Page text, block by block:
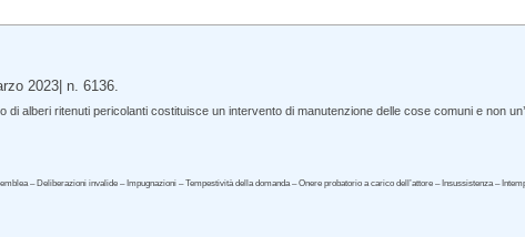
2023| n. 6136.
di alberi ritenuti pericolanti costituisce un intervento di manutenzione delle cose comuni e non
– Deliberazioni invalide – Impugnazioni – Tempestività della domanda – Onere probatorio a carico dell’attore – Insussistenza –